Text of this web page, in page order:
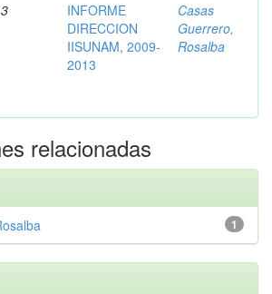
INFORME
DIRECCION
IISUNAM, 2009-
2013
Casas
Guerrero,
Rosalba
relacionadas
1